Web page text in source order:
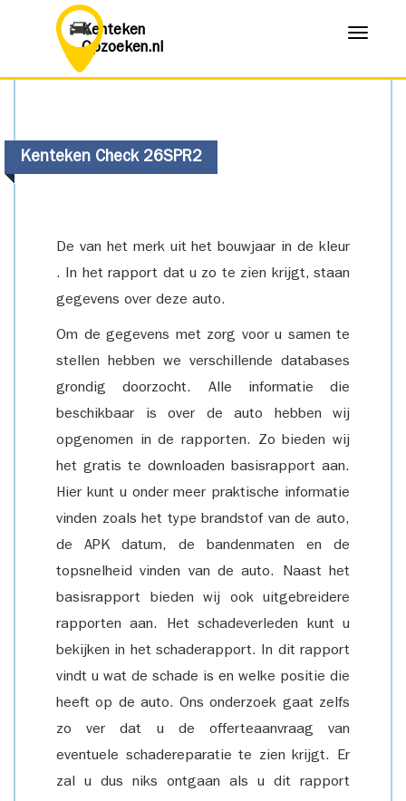
Kenteken
Opzoeken.nl
Menu
Kenteken Check 26SPR2
De van het merk uit het bouwjaar in de kleur
. In het rapport dat u zo te zien krijgt, staan
gegevens over deze auto.
Om de gegevens met zorg voor u samen te
stellen hebben we verschillende databases
grondig doorzocht. Alle informatie die
beschikbaar is over de auto hebben wij
opgenomen in de rapporten. Zo bieden wij
het gratis te downloaden basisrapport aan.
Hier kunt u onder meer praktische informatie
vinden zoals het type brandstof van de auto,
de APK datum, de bandenmaten en de
topsnelheid vinden van de auto. Naast het
basisrapport bieden wij ook uitgebreidere
rapporten aan. Het schadeverleden kunt u
bekijken in het schaderapport. In dit rapport
vindt u wat de schade is en welke positie die
heeft op de auto. Ons onderzoek gaat zelfs
zo ver dat u de offerteaanvraag van
eventuele schadereparatie te zien krijgt. Er
zal u dus niks ontgaan als u dit rapport